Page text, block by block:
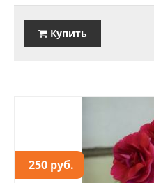
Купить
250 руб.